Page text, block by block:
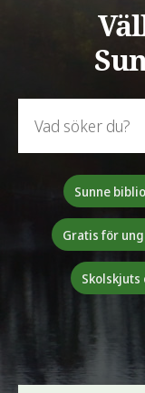
Sunne
Gratis för
Skolskjuts